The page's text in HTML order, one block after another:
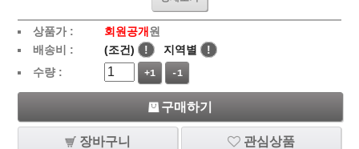
상품가 : 회원공개 원
배송비 :
(조건) ! 지역별
!
수량 :
+1 -1
구매하기
장바구니 관심상품